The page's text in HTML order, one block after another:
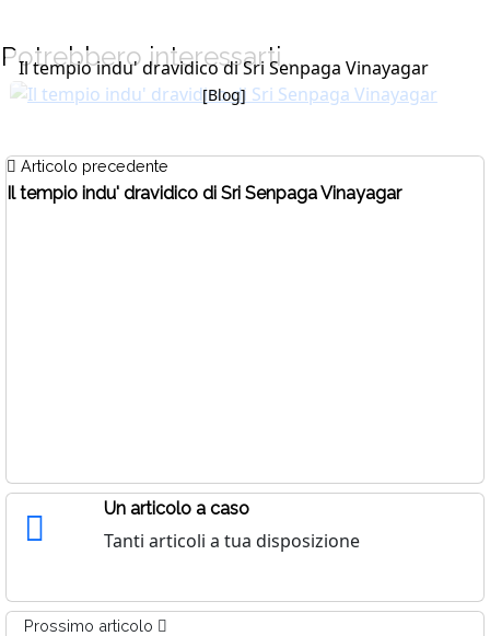
Potrebbero interessarti...
Il tempio indu' dravidico di Sri Senpaga Vinayagar
[Blog]
Articolo precedente
Il tempio indu' dravidico di Sri Senpaga Vinayagar
Un articolo a caso
Tanti articoli a tua disposizione
Prossimo articolo